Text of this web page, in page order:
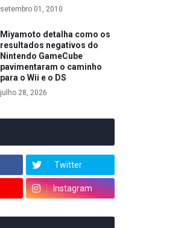
setembro 01, 2010
Miyamoto detalha como os
resultados negativos do
Nintendo GameCube
pavimentaram o caminho
para o Wii e o DS
julho 28, 2026
Twitter
Instagram